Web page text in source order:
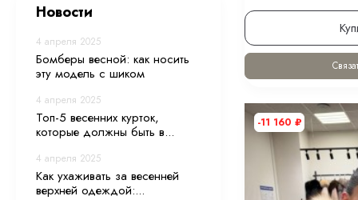
-11 160 ₽
Новости
4 апреля 2025
Бомберы весной: как носить
эту модель с шиком
4 апреля 2025
Топ-5 весенних курток,
которые должны быть в...
4 апреля 2025
Как ухаживать за весенней
верхней одеждой:...